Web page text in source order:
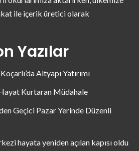
ile içerik üretici olarak
Yazılar
Altyapı Yatırımı
Kurtaran Müdahale
Geçici Pazar Yerinde Düzenli
hayata yeniden açılan kapısı oldu